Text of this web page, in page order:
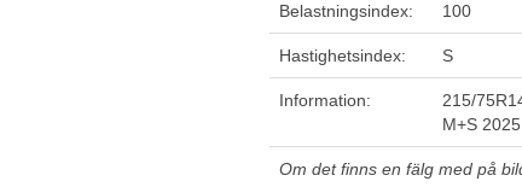
Belastningsindex: 100
Hastighetsindex: S
Information:
215/
M+S 2025
Om det finns en fälg med på